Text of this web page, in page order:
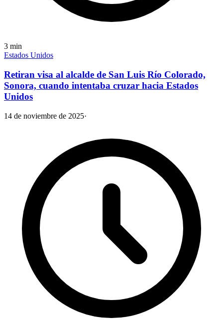
3 min
Estados Unidos
Retiran visa al alcalde de San Luis Río Colorado,
Sonora, cuando intentaba cruzar hacia Estados
Unidos
14 de noviembre de 2025·